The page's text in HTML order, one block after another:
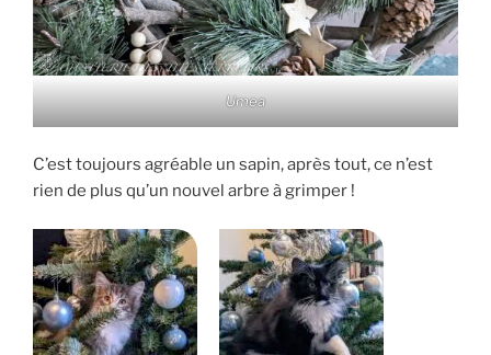
Umea
C’est toujours agréable un sapin, après tout, ce n’est
rien de plus qu’un nouvel arbre à grimper !